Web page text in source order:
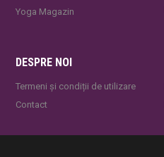
Yoga Magazin
DESPRE NOI
Termeni și condiții de utilizare
Contact